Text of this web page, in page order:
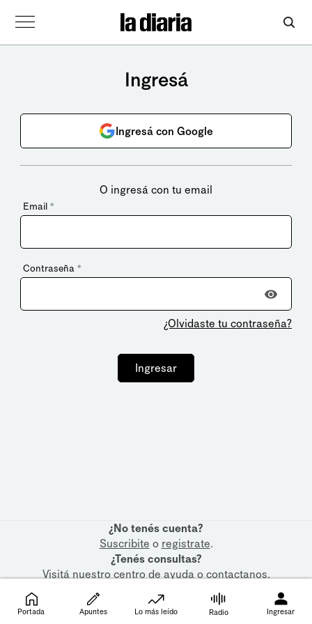
Ingresá
Ingresá con Google
O ingresá con tu email
Email *
Contraseña *
¿Olvidaste tu contraseña?
Ingresar
¿No tenés cuenta?
Suscribite o registrate.
¿Tenés consultas?
Visitá nuestrocentro de ayudaocontactanos.
Portada Apuntes Lo más leído Radio Ingresar